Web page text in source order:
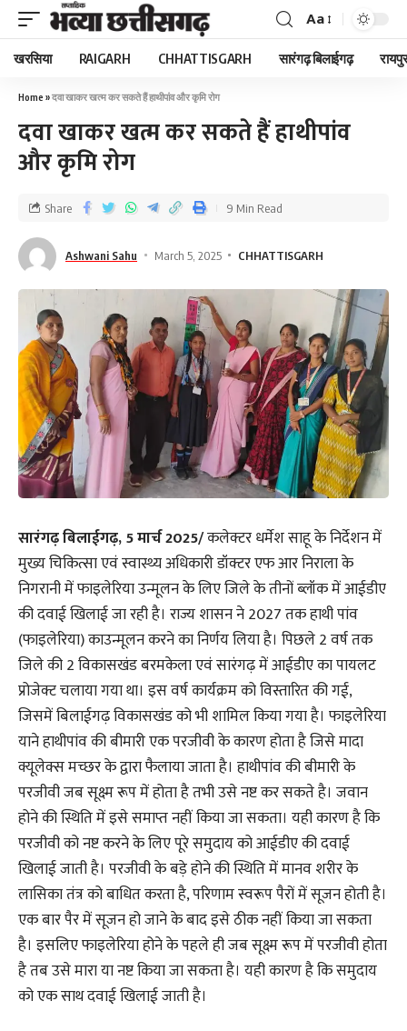
Aa
खरसिया RAIGARH CHHATTISGARH सारंगढ़ बिलाईगढ़
Home »दवा खाकर खत्म कर सकते हैं हाथीपांव और कृमि रोग
दवा खाकर खत्म कर सकते हैं हाथीपांव
और कृमि रोग
Ashwani Sahu March 5, 2025 CHHATTISGARH
Share 9 Min Read
सारंगढ़ बिलाईगढ़, 5 मार्च 2025/कलेक्टर धर्मेश साहू के निर्देशन में
मुख्य चिकित्सा एवं स्वास्थ्य अधिकारी डॉक्टर एफ आर निराला के
निगरानी में फाइलेरिया उन्मूलन के लिए जिले के तीनों ब्लॉक में आईडीए
की दवाई खिलाई जा रही है। राज्य शासन ने 2027 तक हाथी पांव
(फाइलेरिया) काउन्मूलन करने का निर्णय लिया है। पिछले 2 वर्ष तक
जिले की 2 विकासखंड बरमकेला एवं सारंगढ़ में आईडीए का पायलट
प्रोजेक्ट चलाया गया था। इस वर्ष कार्यक्रम को विस्तारित की गई,
जिसमें बिलाईगढ़ विकासखंड को भी शामिल किया गया है। फाइलेरिया
याने हाथीपांव की बीमारी एक परजीवी के कारण होता है जिसे मादा
क्यूलेक्स मच्छर के द्वारा फैलाया जाता है। हाथीपांव की बीमारी के
परजीवी जब सूक्ष्म रूप में होता है तभी उसे नष्ट कर सकते है। जवान
होने की स्थिति में इसे समाप्त नहीं किया जा सकता। यही कारण है कि
परजीवी को नष्ट करने के लिए पूरे समुदाय को आईडीए की दवाई
खिलाई जाती है। परजीवी के बड़े होने की स्थिति में मानव शरीर के
लासिका तंत्र को बाधित करता है, परिणाम स्वरूप पैरों में सूजन होती है।
एक बार पैर में सूजन हो जाने के बाद इसे ठीक नहीं किया जा सकता
है। इसलिए फाइलेरिया होने के पहले ही जब सूक्ष्म रूप में परजीवी होता
है तब उसे मारा या नष्ट किया जा सकता है। यही कारण है कि समुदाय
को एक साथ दवाई खिलाई जाती है।